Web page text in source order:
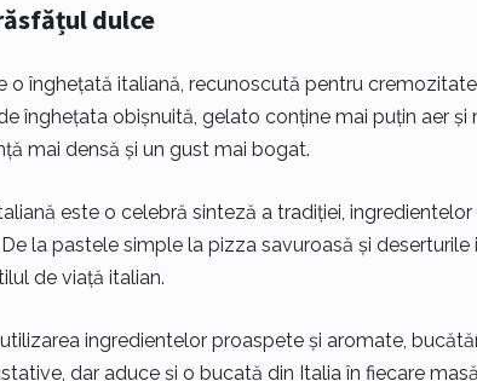
dulce
o înghețată italiană, recunoscută pentru
înghețata obișnuită, gelato conține mai puțin aer și
mai densă și un gust mai bogat.
este o celebră sinteză a tradiției,
la pastele simple la pizza savuroasă și
de viață italian.
utilizarea ingredientelor proaspete și aromate,
dar aduce și o bucată din Italia în fiecare